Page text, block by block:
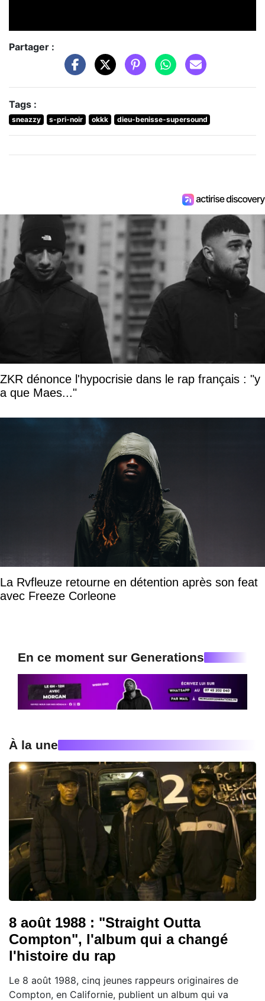
Partager :
Tags :
sneazzy s-pri-noir okkk dieu-benisse-supersound
ZKR dénonce l'hypocrisie dans le rap français : "y
a que Maes..."
La Rvfleuze retourne en détention après son feat
avec Freeze Corleone
En ce moment sur Generations
À la une
8 août 1988 : "Straight Outta
Compton", l'album qui a changé
l'histoire du rap
Le 8 août 1988, cinq jeunes rappeurs originaires de
Compton, en Californie, publient un album qui va